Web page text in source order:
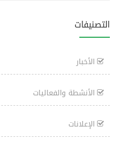
التصنيفات
الأخبار
الأنشطة والفعاليات
الإعلانات